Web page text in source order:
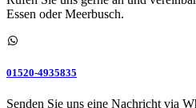
Essen oder Meerbusch.
01520-4935835
Senden Sie uns eine Nachricht via